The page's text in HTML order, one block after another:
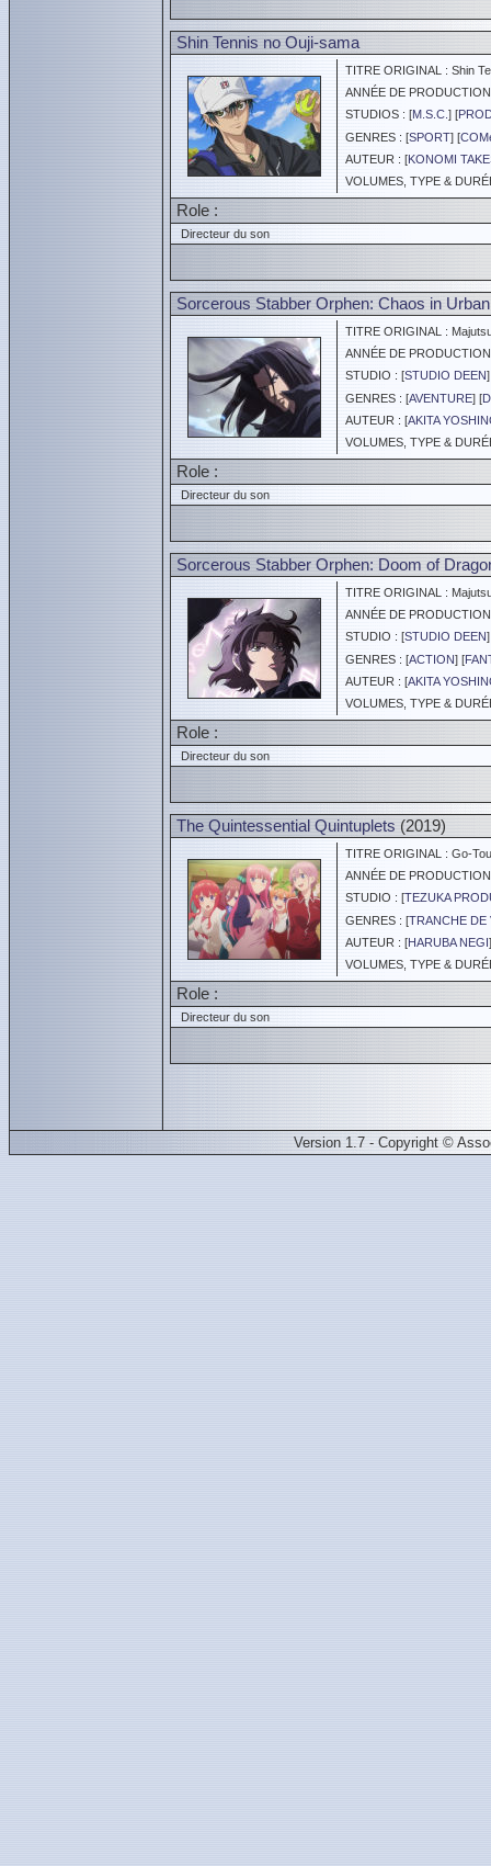
Shin Tennis no Ouji-sama
TITRE ORIGINAL : Shin
ANNÉE DE
STUDIOS : [M.S.C. ] [
GENRES : [SPORT] [
AUTEUR : [KONOMI
VOLUMES, TYPE &
Role :
Directeur du son
Sorcerous Stabber Orphen: Chaos in
TITRE ORIGINAL :
ANNÉE DE
STUDIO : [STUDIO DEEN]
GENRES : [AVENTURE] [
AUTEUR : [AKITA
VOLUMES, TYPE &
Role :
Directeur du son
Sorcerous Stabber Orphen: Doom of
TITRE ORIGINAL :
ANNÉE DE
STUDIO : [STUDIO DEEN]
GENRES : [ACTION] [
AUTEUR : [AKITA
VOLUMES, TYPE &
Role :
Directeur du son
The Quintessential Quintuplets (2019)
TITRE ORIGINAL : Go-
ANNÉE DE
STUDIO : [TEZUKA
GENRES : [TRANCHE DE
AUTEUR : [HARUBA NEGI]
VOLUMES, TYPE &
Role :
Directeur du son
Version 1.7 - Copyright ©